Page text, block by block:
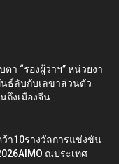
า “รองผู้ว่าฯ” หน่วยงา
ธ์ลับกับเลขาส่วนตัว
งเมืองจีน
า10รางวัลการแข่งขัน
ณประเทศ